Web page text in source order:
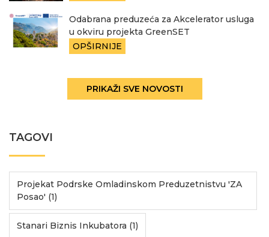
Odabrana preduzeća za Akcelerator usluga
u okviru projekta GreenSET
OPŠIRNIJE
PRIKAŽI SVE NOVOSTI
TAGOVI
Projekat Podrske Omladinskom Preduzetnistvu 'ZA
Posao' (1)
Stanari Biznis Inkubatora (1)